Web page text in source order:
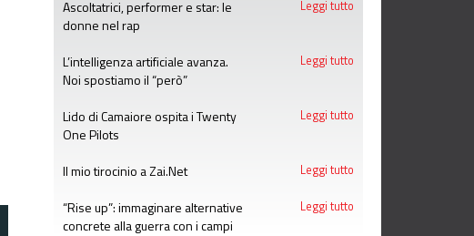
Ascoltatrici, performer e star: le
donne nel rap
Leggi tutto
L’intelligenza artificiale avanza.
Noi spostiamo il “però”
Leggi tutto
Lido di Camaiore ospita i Twenty
One Pilots
Leggi tutto
Il mio tirocinio a Zai.Net Leggi tutto
“Rise up”: immaginare alternative
concrete alla guerra con i campi
Leggi tutto